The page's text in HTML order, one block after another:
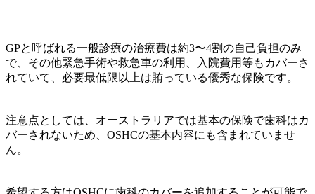
GPと呼ばれる一般診療の治療費は約3〜4割の自己負担のみ
で、その他緊急手術や救急車の利用、入院費用等もカバーさ
れていて、必要最低限以上は賄っている優秀な保険です。
注意点としては、オーストラリアでは基本の保険で歯科はカ
バーされないため、OSHCの基本内容にも含まれていませ
ん。